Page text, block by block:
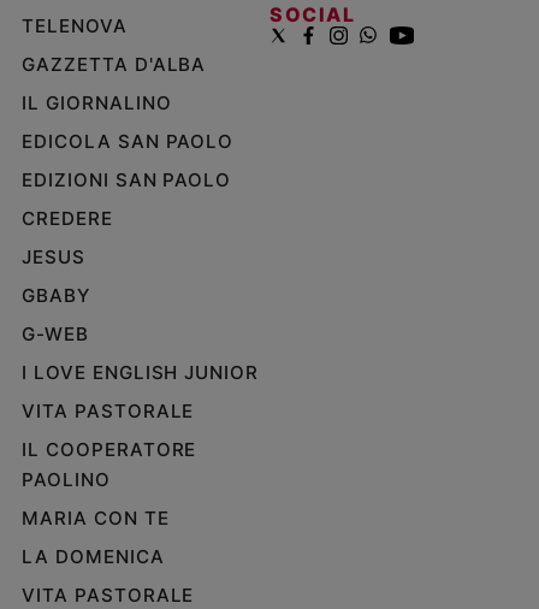
TELENOVA
GAZZETTA D'ALBA
IL GIORNALINO
EDICOLA SAN PAOLO
EDIZIONI SAN PAOLO
CREDERE
JESUS
GBABY
G-WEB
I LOVE ENGLISH JUNIOR
VITA PASTORALE
IL COOPERATORE
PAOLINO
MARIA CON TE
LA DOMENICA
VITA PASTORALE
SOCIAL